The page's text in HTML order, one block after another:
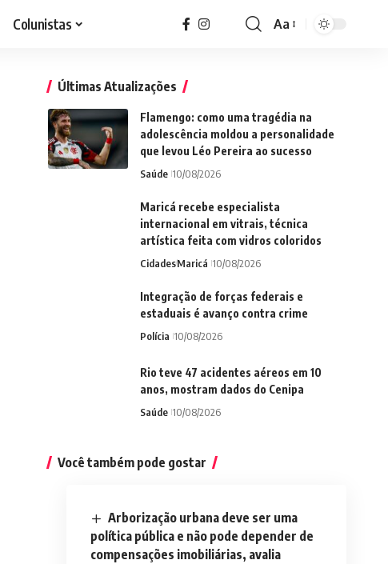
Colunistas
Font
Aa
Últimas Atualizações
Flamengo: como uma tragédia na
adolescência moldou a personalidade
que levou Léo Pereira ao sucesso
Saúde 10/08/2026
Maricá recebe especialista
internacional em vitrais, técnica
artística feita com vidros coloridos
CidadesMaricá 10/08/2026
Integração de forças federais e
estaduais é avanço contra crime
Polícia 10/08/2026
Rio teve 47 acidentes aéreos em 10
anos, mostram dados do Cenipa
Saúde 10/08/2026
Você também pode gostar
Arborização urbana deve ser uma
política pública e não pode depender de
compensações imobiliárias, avalia